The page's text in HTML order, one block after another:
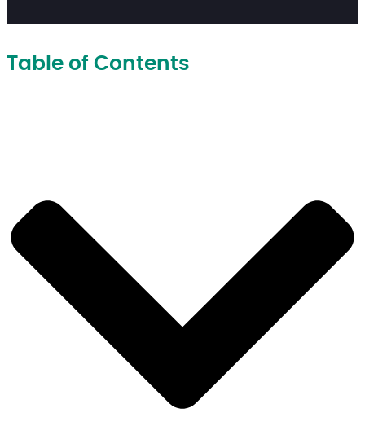
Table of Contents